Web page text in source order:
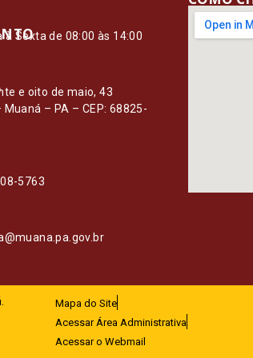
à Sexta de 08:00 às 14:00
e oito de maio, 43
Muaná – PA – CEP: 68825-
5763
Mapa do Site
Acessar Área Administrativa
Acessar o Webmail